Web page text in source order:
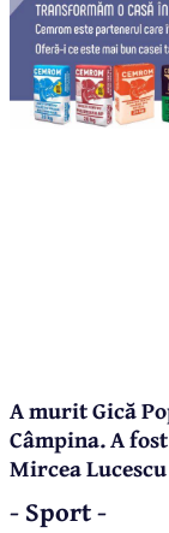
A murit Gică
Câmpina. A
Mircea
- Sport -